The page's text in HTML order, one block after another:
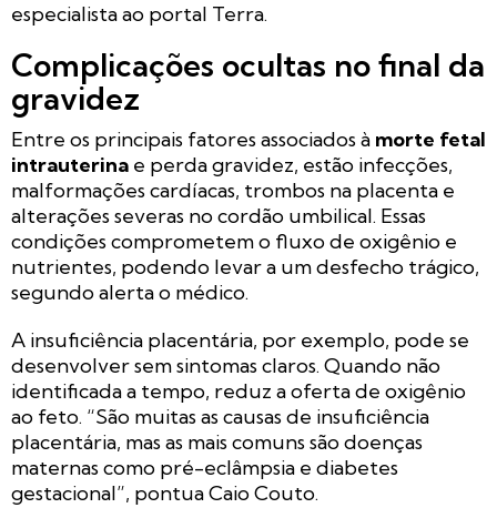
especialista ao portal Terra.
Complicações ocultas no final da
gravidez
Entre os principais fatores associados à morte fetal
intrauterina e perda gravidez, estão infecções,
malformações cardíacas, trombos na placenta e
alterações severas no cordão umbilical. Essas
condições comprometem o fluxo de oxigênio e
nutrientes, podendo levar a um desfecho trágico,
segundo alerta o médico.
A insuficiência placentária, por exemplo, pode se
desenvolver sem sintomas claros. Quando não
identificada a tempo, reduz a oferta de oxigênio
ao feto. “São muitas as causas de insuficiência
placentária, mas as mais comuns são doenças
maternas como pré-eclâmpsia e diabetes
gestacional”, pontua Caio Couto.